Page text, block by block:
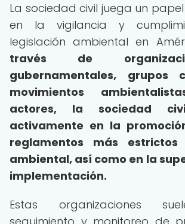
La sociedad civil juega un
en la vigilancia y
legislación ambiental en
través de
gubernamentales, grupos
movimientos
actores, la sociedad
activamente en la
reglamentos más
ambiental, así como en la
implementación.
Estas organizaciones